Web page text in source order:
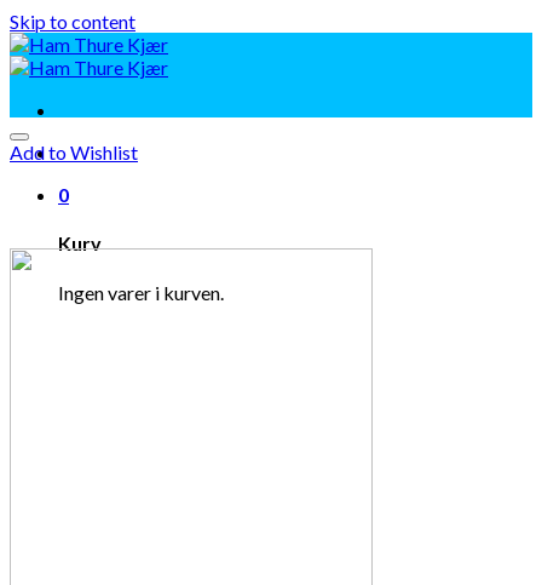
Skip to content
0
Kurv
Ingen varer i kurven.
Add to Wishlist